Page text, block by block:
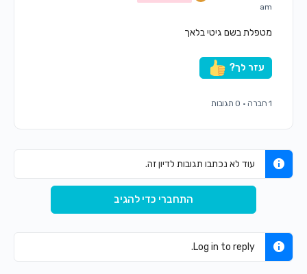
am
מטפלת בשם גיטי בלאך
עזר לך?
1 חברה · 0 תגובות
עוד לא נכתבו תגובות לדיון זה.
התחברי כדי להגיב
Log in to reply.